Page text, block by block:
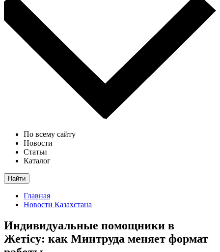
По всему сайту
Новости
Статьи
Каталог
Найти
Главная
Новости Казахстана
Индивидуальные помощники в
Жетісу: как Минтруда меняет формат